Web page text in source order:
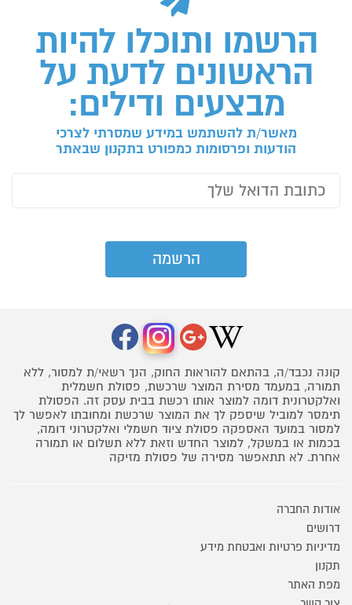
הרשמו ותוכלו להיות
הראשונים לדעת על
מבצעים ודילים:
מאשר/ת להשתמש במידע שמסרתי לצרכי
הודעות ופרסומות כמפורט בתקנון שבאתר
קונה נכבד/ה, בהתאם להוראות החוק, הנך רשאי/ת למסור, ללא
תמורה, במעמד מסירת המוצר שרכשת, פסולת חשמלית
ואלקטרונית דומה למוצר אותו רכשת בבית עסק זה. הפסולת
תימסר למוביל שיספק לך את המוצר שרכשת ומחובתו לאפשר לך
למסור במועד האספקה פסולת ציוד חשמלי ואלקטרוני דומה,
בכמות או במשקל, למוצר החדש וזאת ללא תשלום או תמורה
אחרת. לא תתאפשר מסירה של פסולת מזיקה
אודות החברה
דרושים
מדיניות פרטיות ואבטחת מידע
תקנון
מפת האתר